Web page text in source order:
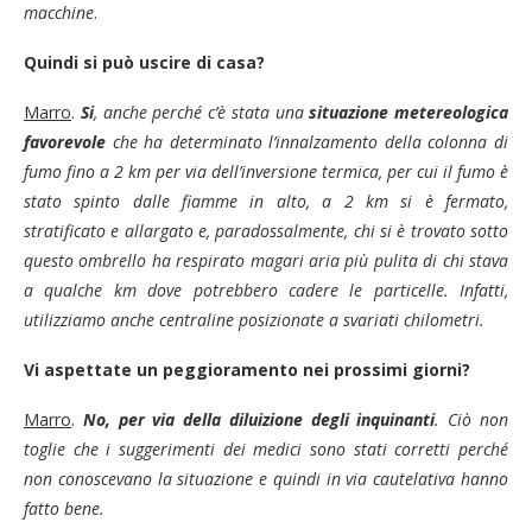
macchine.
Quindi si può uscire di casa?
Marro. Si, anche perché c’è stata unasituazione metereologica
favorevole che ha determinato l’innalzamento della colonna di
fumo fino a 2 km per via dell’inversione termica, per cui il fumo è
stato spinto dalle fiamme in alto, a 2 km si è fermato,
stratificato e allargato e, paradossalmente, chi si è trovato sotto
questo ombrello ha respirato magari aria più pulita di chi stava
a qualche km dove potrebbero cadere le particelle. Infatti,
utilizziamo anche centraline posizionate a svariati chilometri.
Vi aspettate un peggioramento nei prossimi giorni?
Marro. No, per via della diluizione degli inquinanti. Ciò non
toglie che i suggerimenti dei medici sono stati corretti perché
non conoscevano la situazione e quindi in via cautelativa hanno
fatto bene.